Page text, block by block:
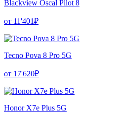
Blackview Oscal Pilot 8
от 11'401₽
Tecno Pova 8 Pro 5G
от 17'620₽
Honor X7e Plus 5G